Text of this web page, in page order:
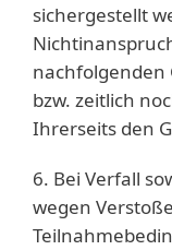
sichergestellt
nachfolgenden
bzw. zeitlich
Ihrerseits den
6. Bei Verfall
wegen